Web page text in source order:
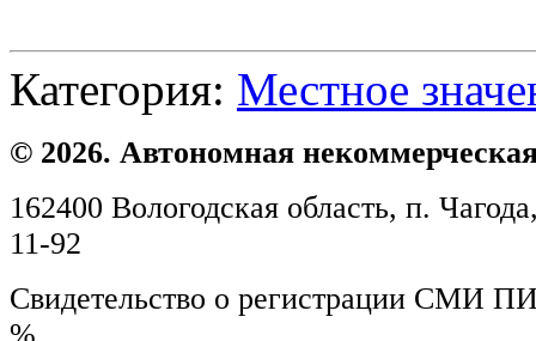
Категория: Местное
© 2026. Автономная
162400 Вологодская область, п.
11-92
Свидетельство о регистрации СМИ